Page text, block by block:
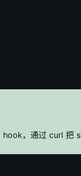
，通过 curl 把